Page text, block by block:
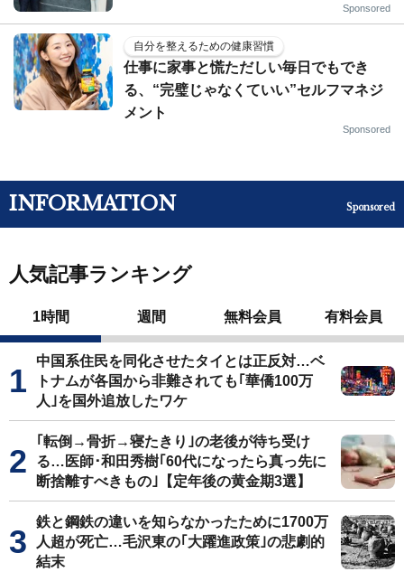
Sponsored
自分を整えるための健康習慣
仕事に家事と慌ただしい毎日でもでき
る、“完璧じゃなくていい”セルフマネジ
メント
Sponsored
INFORMATION Sponsored
人気記事ランキング
1時間 週間 無料会員 有料会員
中国系住民を同化させたタイとは正反対…ベ
トナムが各国から非難されても｢華僑100万
人｣を国外追放したワケ
｢転倒→骨折→寝たきり｣の老後が待ち受け
る…医師･和田秀樹｢60代になったら真っ先に
断捨離すべきもの｣【定年後の黄金期3選】
鉄と鋼鉄の違いを知らなかったために1700万
人超が死亡…毛沢東の｢大躍進政策｣の悲劇的
結末